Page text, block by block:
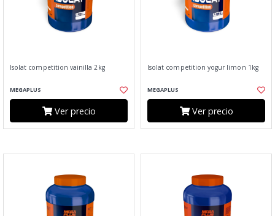
Isolat competition vainilla 2kg
MEGAPLUS
Ver precio
Isolat competition yogur limon 1kg
MEGAPLUS
Ver precio